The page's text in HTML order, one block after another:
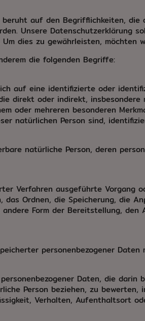
auf den Begrifflichkeiten, die
Unsere
dies zu gewährleisten,
die folgenden Begriffe:
auf eine identifizierte oder
direkt oder indirekt,
oder mehreren besonderen
natürlichen Person sind,
natürliche Person, deren
Verfahren ausgeführte Vorgang
Ordnen, die Speicherung, die
Form der Bereitstellung,
personenbezogener
Daten, die darin
Person beziehen, zu
Verhalten, Aufenthaltsort